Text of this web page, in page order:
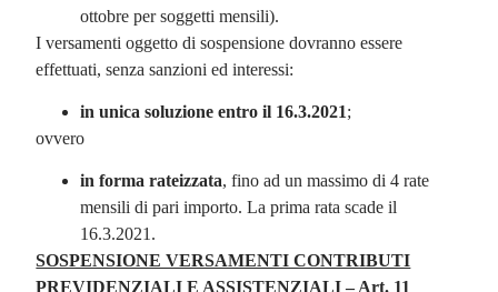
ottobre per soggetti mensili).
I versamenti oggetto di sospensione dovranno essere
effettuati, senza sanzioni ed interessi:
in unica soluzione entro il 16.3.2021;
ovvero
in forma rateizzata, fino ad un massimo di 4 rate
mensili di pari importo. La prima rata scade il
16.3.2021.
SOSPENSIONE VERSAMENTI CONTRIBUTI
PREVIDENZIALI E ASSISTENZIALI – Art. 11